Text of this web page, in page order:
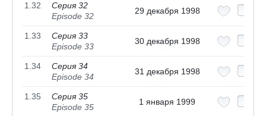
1.32
Серия 32
Episode 32
29 декабря 1998
1.33
Серия 33
Episode 33
30 декабря 1998
1.34
Серия 34
Episode 34
31 декабря 1998
1.35
Серия 35
Episode 35
1 января 1999